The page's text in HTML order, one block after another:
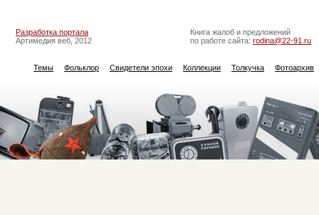
Разработка портала
Артимедия веб, 2012
Книга жалоб и предложений
по работе сайта: rodina@22-91.ru
Темы Фольклор Свидетели эпохи Коллекции Толкучка Фотоархив